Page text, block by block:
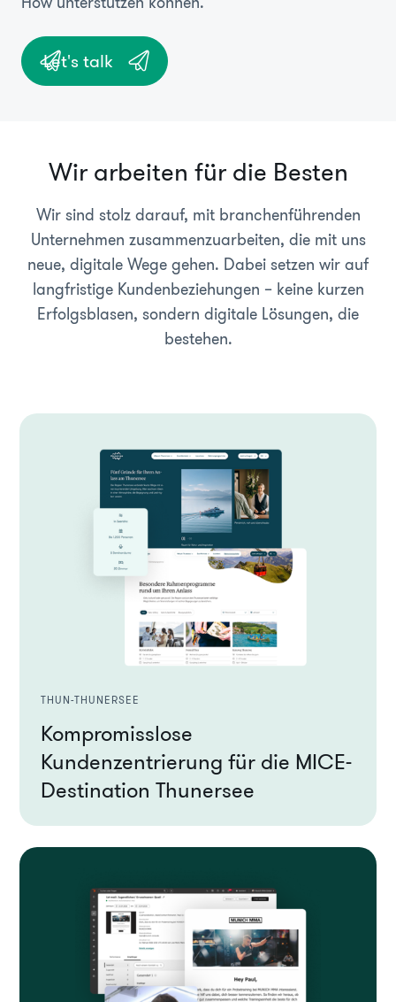
Let's talk
Wir arbeiten für die Besten
Wir sind stolz darauf, mit branchenführenden
Unternehmen zusammenzuarbeiten, die mit uns
neue, digitale Wege gehen. Dabei setzen wir auf
langfristige Kundenbeziehungen – keine kurzen
Erfolgsblasen, sondern digitale Lösungen, die
bestehen.
THUN-THUNERSEE
Kompromisslose
Kundenzentrierung für die MICE-
Destination Thunersee